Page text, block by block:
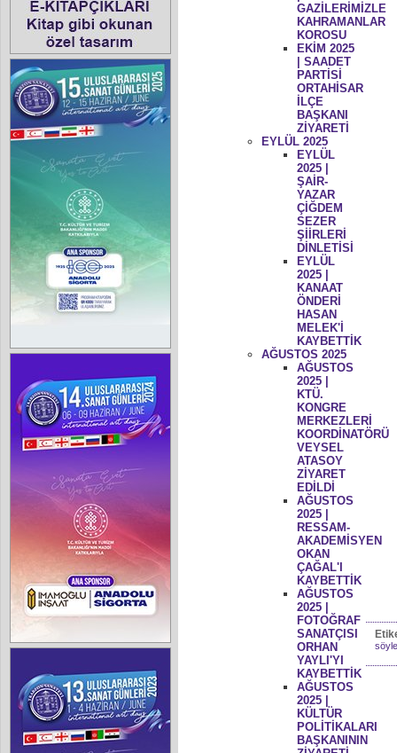
GAZİLERİMİZLE
KAHRAMANLAR
KOROSU
EKİM 2025
| SAADET
PARTİSİ
ORTAHİSAR
İLÇE
BAŞKANI
ZİYARETİ
EYLÜL 2025
EYLÜL
2025 |
ŞAİR-
YAZAR
ÇİĞDEM
SEZER
ŞİİRLERİ
DİNLETİSİ
EYLÜL
2025 |
KANAAT
ÖNDERİ
HASAN
MELEK'İ
KAYBETTİK
AĞUSTOS 2025
AĞUSTOS
2025 |
KTÜ.
KONGRE
MERKEZLERİ
KOORDİNATÖRÜ
VEYSEL
ATASOY
ZİYARET
EDİLDİ
AĞUSTOS
2025 |
RESSAM-
AKADEMİSYEN
OKAN
ÇAĞAL'I
KAYBETTİK
AĞUSTOS
2025 |
FOTOĞRAF
SANATÇISI
ORHAN
YAYLI'YI
KAYBETTİK
AĞUSTOS
2025 |
KÜLTÜR
POLİTİKALARI
BAŞKANININ